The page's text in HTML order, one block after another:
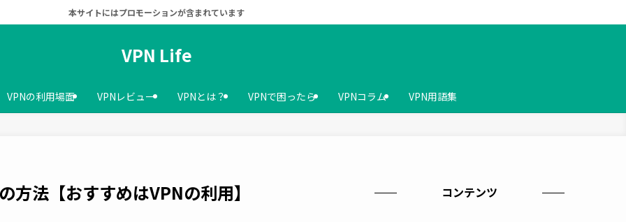
本サイトにはプロモーションが含まれています
VPN Life
VPNの利用場面 VPNレビュー VPNとは？ VPNで困ったら VPNコラム VPN用語集
法【おすすめはVPNの利用】 コンテンツ